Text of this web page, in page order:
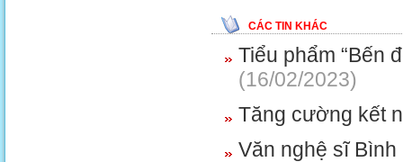
CÁC TIN KHÁC
Tiểu phẩm “Bến
(16/02/2023)
Tăng cường kết
Văn nghệ sĩ